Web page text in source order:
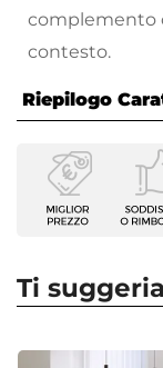
complemento
contesto.
Riepilogo
Tipologia
Sedia
Dimensioni
Ti